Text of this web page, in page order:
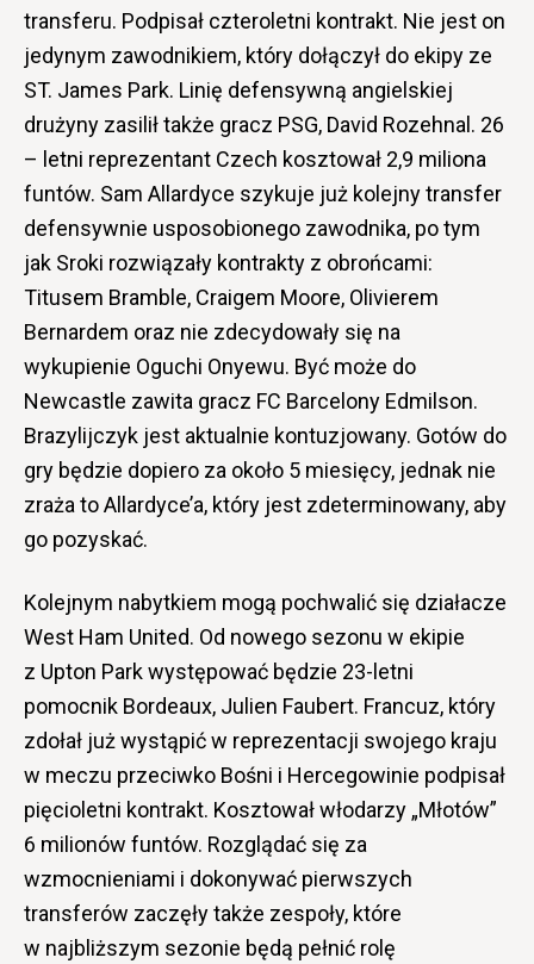
transferu. Podpisał czteroletni kontrakt. Nie jest on
jedynym zawodnikiem, który dołączył do ekipy ze
ST. James Park. Linię defensywną angielskiej
drużyny zasilił także gracz PSG, David Rozehnal. 26
– letni reprezentant Czech kosztował 2,9 miliona
funtów. Sam Allardyce szykuje już kolejny transfer
defensywnie usposobionego zawodnika, po tym
jak Sroki rozwiązały kontrakty z obrońcami:
Titusem Bramble, Craigem Moore, Olivierem
Bernardem oraz nie zdecydowały się na
wykupienie Oguchi Onyewu. Być może do
Newcastle zawita gracz FC Barcelony Edmilson.
Brazylijczyk jest aktualnie kontuzjowany. Gotów do
gry będzie dopiero za około 5 miesięcy, jednak nie
zraża to Allardyce’a, który jest zdeterminowany, aby
go pozyskać.
Kolejnym nabytkiem mogą pochwalić się działacze
West Ham United. Od nowego sezonu w ekipie
z Upton Park występować będzie 23-letni
pomocnik Bordeaux, Julien Faubert. Francuz, który
zdołał już wystąpić w reprezentacji swojego kraju
w meczu przeciwko Bośni i Hercegowinie podpisał
pięcioletni kontrakt. Kosztował włodarzy „Młotów”
6 milionów funtów. Rozglądać się za
wzmocnieniami i dokonywać pierwszych
transferów zaczęły także zespoły, które
w najbliższym sezonie będą pełnić rolę